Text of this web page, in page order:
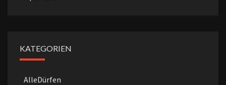
KATEGORIEN
AlleDürfen